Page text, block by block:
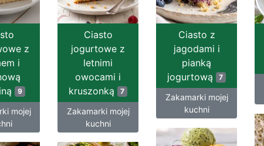
z
i
9
mojej
Ciasto
jogurtowe z
letnimi
owocami i
kruszonką 7
Zakamarki mojej
kuchni
Ciasto z
jagodami i
pianką
jogurtową 7
Zakamarki mojej
kuchni